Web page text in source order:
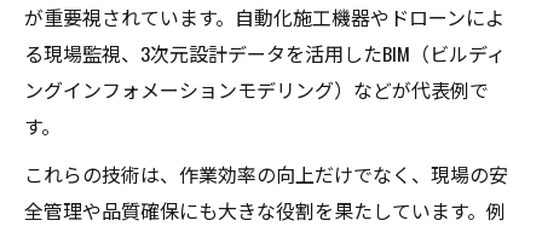
が重要視されています。自動化施工機器やドローンによ
る現場監視、3次元設計データを活用したBIM（ビルディ
ングインフォメーションモデリング）などが代表例で
す。
これらの技術は、作業効率の向上だけでなく、現場の安
全管理や品質確保にも大きな役割を果たしています。例